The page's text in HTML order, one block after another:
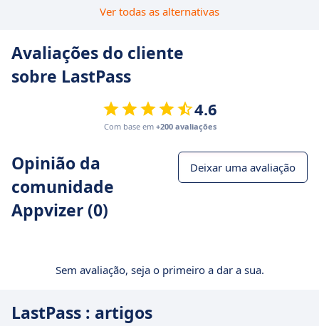
Ver todas as alternativas
Avaliações do cliente
sobre LastPass
4.6
Com base em +200 avaliações
Opinião da
comunidade
Appvizer (0)
Deixar uma avaliação
Sem avaliação, seja o primeiro a dar a sua.
LastPass : artigos